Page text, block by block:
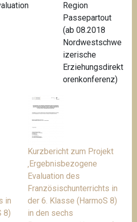
Region
Passepartout
(ab 08.2018
Nordwestschwe
izerische
Erziehungsdirekt
orenkonferenz)
in
8)
Kurzbericht zum Projekt
‚Ergebnisbezogene
Evaluation des
Französischunterrichts in
der 6. Klasse (HarmoS 8)
in den sechs